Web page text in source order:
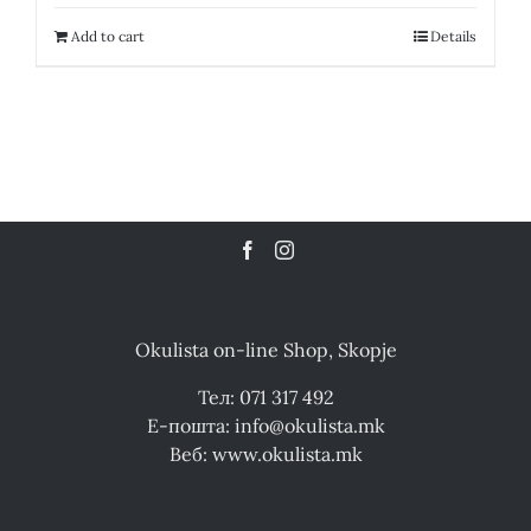
Add to cart Details
Okulista on-line Shop, Skopje
Тел: 071 317 492
Е-пошта: info@okulista.mk
Веб: www.okulista.mk